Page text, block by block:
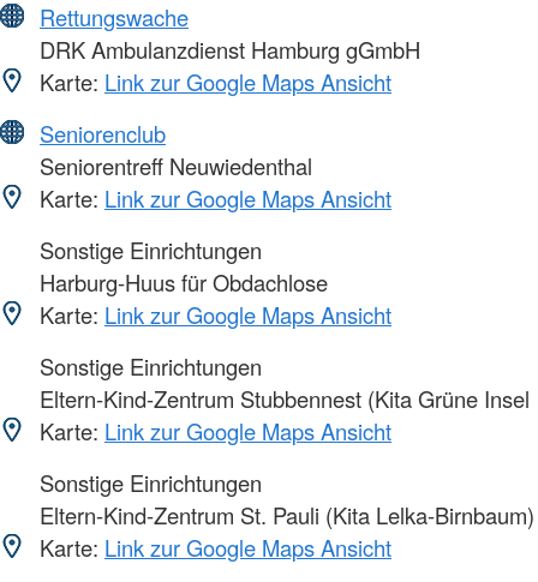
Rettungswache
DRK Ambulanzdienst Hamburg gGmbH
Karte: Link zur Google Maps Ansicht
Seniorenclub
Seniorentreff Neuwiedenthal
Karte: Link zur Google Maps Ansicht
Sonstige Einrichtungen
Harburg-Huus für Obdachlose
Karte: Link zur Google Maps Ansicht
Sonstige Einrichtungen
Eltern-Kind-Zentrum Stubbennest (Kita Grüne Insel
Karte: Link zur Google Maps Ansicht
Sonstige Einrichtungen
Eltern-Kind-Zentrum St. Pauli (Kita Lelka-Birnbaum)
Karte: Link zur Google Maps Ansicht